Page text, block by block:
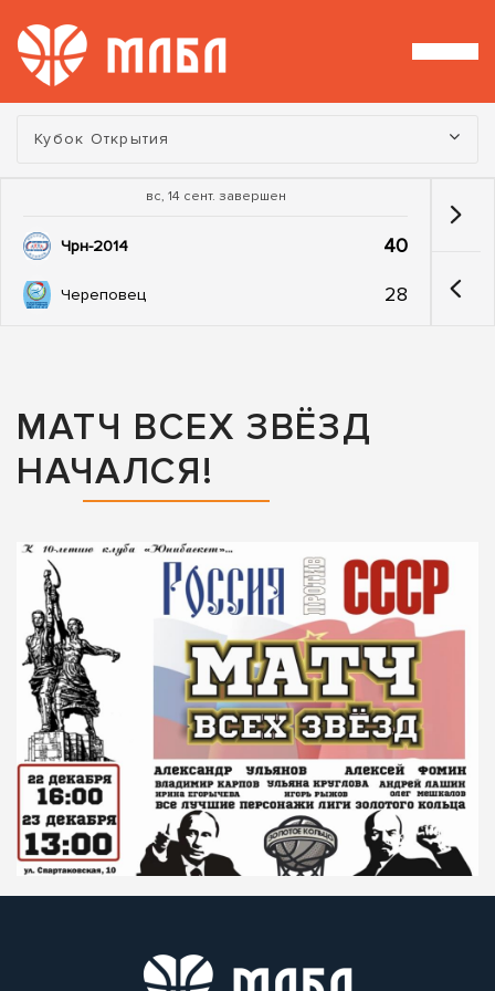
Турнир:
Кубок Открытия
вс, 14 сент. завершен
Чрн-2014 40
Череповец 28
МАТЧ ВСЕХ ЗВЁЗД
НАЧАЛСЯ!